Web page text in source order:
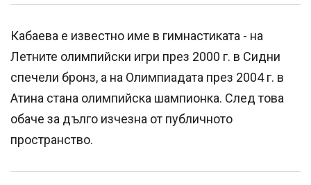
Кабаева е известно име в гимнастиката - на
Летните олимпийски игри през 2000 г. в Сидни
спечели бронз, а на Олимпиадата през 2004 г. в
Атина стана олимпийска шампионка. След това
обаче за дълго изчезна от публичното
пространство.